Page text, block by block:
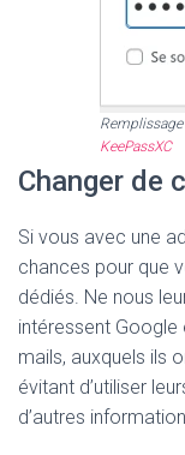
KeePassXC
Changer de
Si vous avec une
chances pour que
dédiés. Ne nous
intéressent
mails, auxquels ils
évitant d’utiliser
d’autres